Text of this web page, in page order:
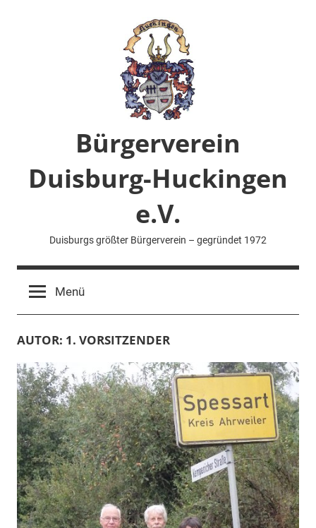
Bürgerverein
Duisburg-Huckingen
e.V.
Duisburgs größter Bürgerverein – gegründet 1972
Menü
AUTOR: 1. VORSITZENDER